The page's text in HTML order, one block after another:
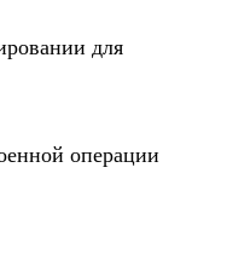
для
операции